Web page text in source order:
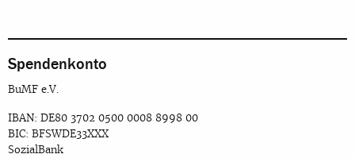
Spendenkonto
BuMF e.V.
IBAN: DE80 3702 0500 0008 8998 00
BIC: BFSWDE33XXX
SozialBank